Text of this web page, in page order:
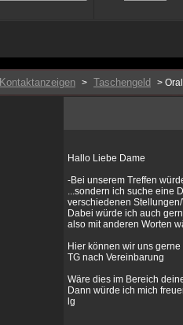
Kontaktanzeigen > Taschengeld >
Hallo Liebe Dame
-Bei unserem Treffen
...sondern ich suche eine
verschiedenen
Dabei würde ich auch
also mit anderen Worten
Hier können wir uns
TG nach Vereinbarung
Wäre dies im Bereich
Dann würde ich mich
lg